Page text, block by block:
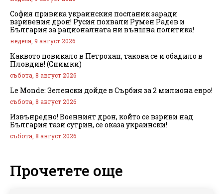
София привика украинския посланик заради
взривения дрон! Русия похвали Румен Радев и
България за рационалната ни външна политика!
неделя, 9 август 2026
Каквото повикало в Петрохан, такова се и обадило в
Пловдив! (Снимки)
събота, 8 август 2026
Le Monde: Зеленски дойде в Сърбия за 2 милиона евро!
събота, 8 август 2026
Извънредно! Военният дрон, който се взриви над
България тази сутрин, се оказа украински!
събота, 8 август 2026
Прочетете още